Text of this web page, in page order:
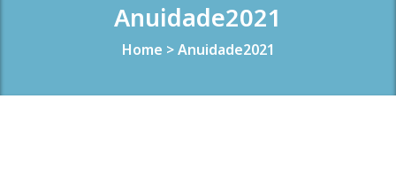
Anuidade2021
Home >Anuidade2021